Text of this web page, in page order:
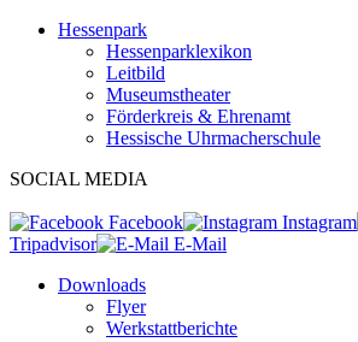
Hessenpark
Hessenparklexikon
Leitbild
Museumstheater
Förderkreis & Ehrenamt
Hessische Uhrmacherschule
SOCIAL MEDIA
Facebook
Instagram
Tripadvisor
E-Mail
Downloads
Flyer
Werkstattberichte